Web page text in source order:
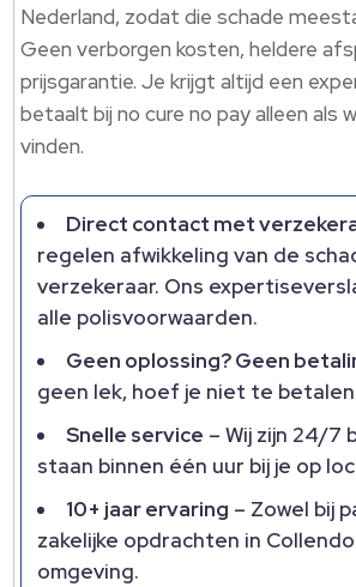
Nederland, zodat die schade
Geen verborgen kosten, heldere
prijsgarantie.​ Je krijgt altijd een
betaalt bij no cure no pay alleen als
vinden.​
Direct contact met
regelen afwikkeling van de
verzekeraar.​ Ons
alle polisvoorwaarden.​
Geen oplossing? Geen
geen lek, hoef je niet te
Snelle service – Wij zijn 24/7
staan binnen één uur bij je op
10+ jaar ervaring – Zowel bij
zakelijke opdrachten in
omgeving.​